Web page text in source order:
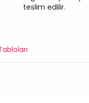
teslim edilir.